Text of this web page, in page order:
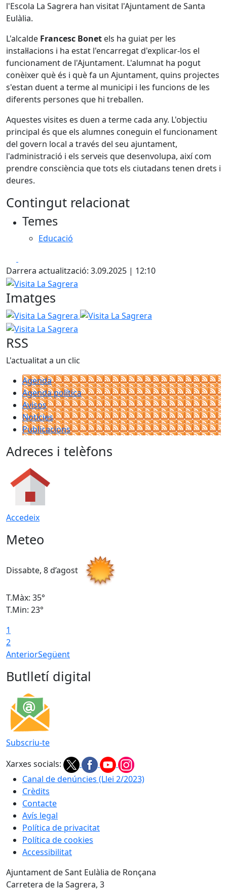
l'Escola La Sagrera han visitat l'Ajuntament de Santa
Eulàlia.
L'alcalde Francesc Bonet els ha guiat per les
instal·lacions i ha estat l'encarregat d'explicar-los el
funcionament de l'Ajuntament. L'alumnat ha pogut
conèixer què és i què fa un Ajuntament, quins projectes
s'estan duent a terme al municipi i les funcions de les
diferents persones que hi treballen.
Aquestes visites es duen a terme cada any. L'objectiu
principal és que els alumnes coneguin el funcionament
del govern local a través del seu ajuntament,
l'administració i els serveis que desenvolupa, així com
prendre consciència que tots els ciutadans tenen drets i
deures.
Contingut relacionat
Temes
Educació
Darrera actualització: 3.09.2025 | 12:10
Visita La Sagrera
Imatges
Visita La Sagrera Visita La Sagrera
RSS
L'actualitat a un clic
Agenda
Agenda política
Avisos
Notícies
Publicacions
Adreces i telèfons
Accedeix
Meteo
Dissabte, 8 d’agost
T.Màx: 35°
T.Min: 23°
1
2
AnteriorSegüent
Butlletí digital
Subscriu-te
Xarxes socials:
Canal de denúncies (Llei 2/2023)
Crèdits
Contacte
Avís legal
Política de privacitat
Política de cookies
Accessibilitat
Ajuntament de Sant Eulàlia de Ronçana
Carretera de la Sagrera, 3